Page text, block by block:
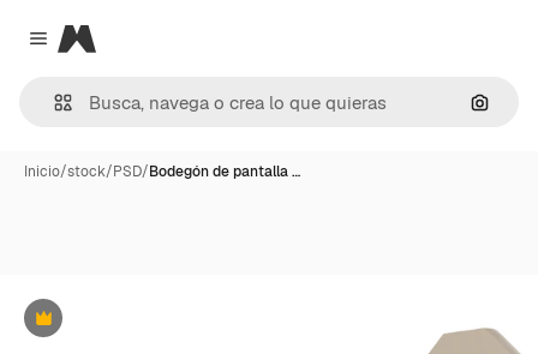
Close menu
Magnific
Inicio/stock/PSD/Bodegón de pantalla …
Premium